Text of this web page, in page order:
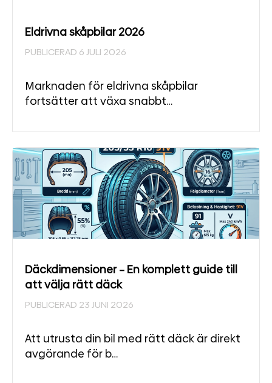
Eldrivna skåpbilar 2026
PUBLICERAD 6 JULI 2026
Marknaden för eldrivna skåpbilar
fortsätter att växa snabbt…
Däckdimensioner – En komplett guide till
att välja rätt däck
PUBLICERAD 23 JUNI 2026
Att utrusta din bil med rätt däck är direkt
avgörande för b…